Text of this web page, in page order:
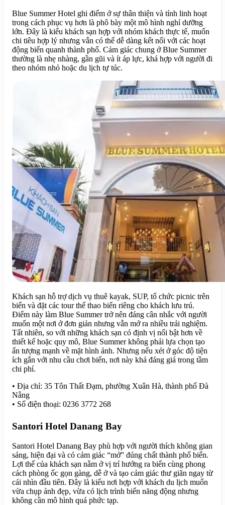
Blue Summer Hotel ghi điểm ở sự thân thiện và tính linh hoạt
trong cách phục vụ hơn là phô bày một mô hình nghỉ dưỡng
lớn. Đây là kiểu khách sạn hợp với nhóm khách thực tế, muốn
chi tiêu hợp lý nhưng vẫn có thể dễ dàng kết nối với các hoạt
động biển quanh thành phố. Cảm giác chung ở Blue Summer
thường là nhẹ nhàng, gần gũi và ít áp lực, khá hợp với người đi
theo nhóm nhỏ hoặc du lịch tự túc.
Khách sạn hỗ trợ dịch vụ thuê kayak, SUP, tổ chức picnic trên
biển và đặt các tour thể thao biển riêng cho khách lưu trú.
Điểm này làm Blue Summer trở nên đáng cân nhắc với người
muốn một nơi ở đơn giản nhưng vẫn mở ra nhiều trải nghiệm.
Tất nhiên, so với những khách sạn có định vị nổi bật hơn về
thiết kế hoặc quy mô, Blue Summer không phải lựa chọn tạo
ấn tượng mạnh về mặt hình ảnh. Nhưng nếu xét ở góc độ tiện
ích gắn với nhu cầu chơi biển, nơi này khá đáng giá trong tầm
chi phí.
• Địa chỉ: 35 Tôn Thất Đạm, phường Xuân Hà, thành phố Đà
Nẵng
• Số điện thoại: 0236 3772 268
Santori Hotel Danang Bay
Santori Hotel Danang Bay phù hợp với người thích không gian
sáng, hiện đại và có cảm giác “mở” đúng chất thành phố biển.
Lợi thế của khách sạn nằm ở vị trí hướng ra biển cùng phong
cách phòng ốc gọn gàng, dễ ở và tạo cảm giác thư giãn ngay từ
cái nhìn đầu tiên. Đây là kiểu nơi hợp với khách du lịch muốn
vừa chụp ảnh đẹp, vừa có lịch trình biển năng động nhưng
không cần mô hình quá phức tạp.